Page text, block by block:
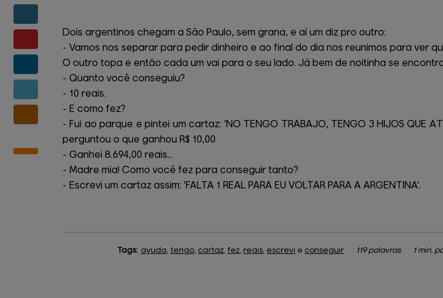
Dois argentinos chegam a São Paulo, sem grana, e aí um diz pro outro:
- Vamos nos separar para pedir dinheiro e ao final do dia nos reunimos para ver
O outro topa e então cada um vai para o seu lado. Já bem de noitinha se
- Quanto você conseguiu?
- 10 reais.
- E como fez?
- Fui ao parque e pintei um cartaz: 'NO TENGO TRABAJO, TENGO 3 HIJOS QUE
perguntou o que ganhou R$ 10,00
- Ganhei 8.694,00 reais...
- Madre mia! Como você fez para conseguir tanto?
- Escrevi um cartaz assim: 'FALTA 1 REAL PARA EU VOLTAR PARA A ARGENTINA'.
Tags: ayuda, tengo, cartaz, fez, reais, escrevi e conseguir 119 palavras 1 min.